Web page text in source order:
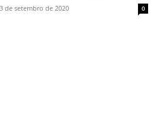
de setembro de 2020 0